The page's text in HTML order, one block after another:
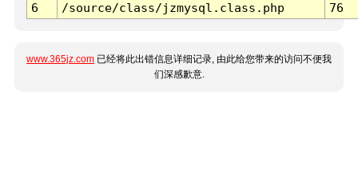
6
/source/class/jzmysql.class.php 76
www.365jz.com 已经将此出错信息详细记录, 由此给您带来的访问不便我
们深感歉意.